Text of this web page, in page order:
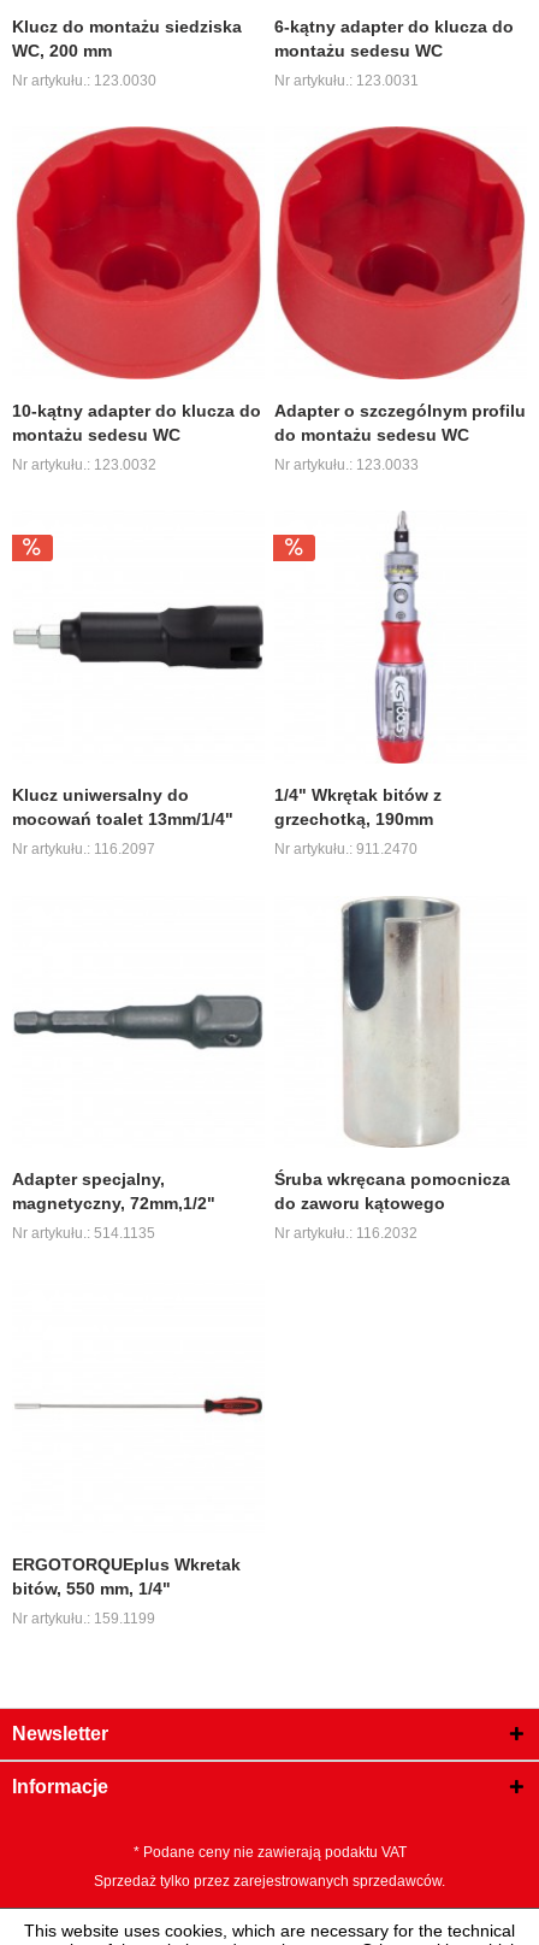
Klucz do montażu siedziska
WC, 200 mm
Nr artykułu.: 123.0030
6-kątny adapter do klucza do
montażu sedesu WC
Nr artykułu.: 123.0031
10-kątny adapter do klucza do
montażu sedesu WC
Nr artykułu.: 123.0032
Adapter o szczególnym profilu
do montażu sedesu WC
Nr artykułu.: 123.0033
Klucz uniwersalny do
mocowań toalet 13mm/1/4"
Nr artykułu.: 116.2097
1/4" Wkrętak bitów z
grzechotką, 190mm
Nr artykułu.: 911.2470
Adapter specjalny,
magnetyczny, 72mm,1/2"
Nr artykułu.: 514.1135
Śruba wkręcana pomocnicza
do zaworu kątowego
Nr artykułu.: 116.2032
ERGOTORQUEplus Wkretak
bitów, 550 mm, 1/4"
Nr artykułu.: 159.1199
Newsletter
Informacje
* Podane ceny nie zawierają podaktu VAT
Sprzedaż tylko przez zarejestrowanych sprzedawców.
This website uses cookies, which are necessary for the technical